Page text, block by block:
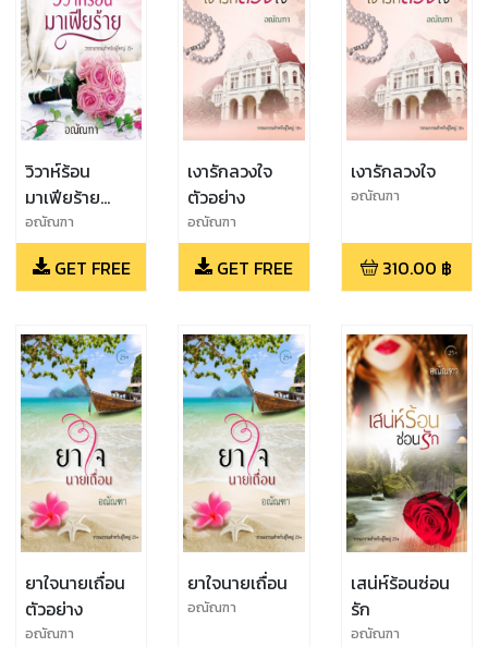
วิวาห์ร้อน
มาเฟียร้าย
ตัวอย่าง
อณัณฑา
GET FREE
เงารักลวงใจ
ตัวอย่าง
อณัณฑา
GET FREE
เงารักลวงใจ
อณัณฑา
310.00 ฿
ยาใจนายเถื่อน
ตัวอย่าง
อณัณฑา
ยาใจนายเถื่อน
อณัณฑา
เสน่ห์ร้อนซ่อน
รัก
อณัณฑา